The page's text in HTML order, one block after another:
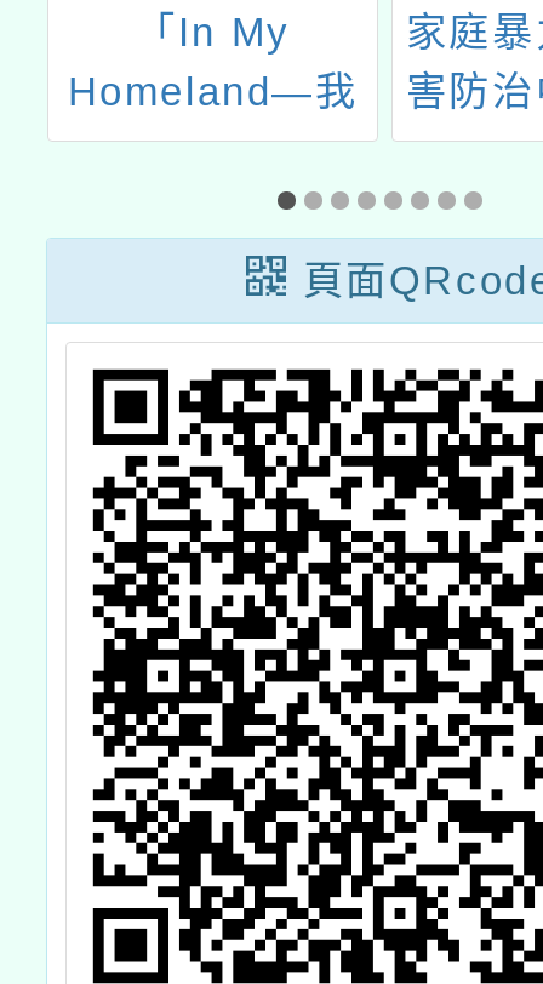
「In My
Homeland—我
的家園」國際繪
畫比賽訊息
家庭
害防
護Go
Gone
求救
頁面